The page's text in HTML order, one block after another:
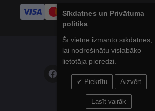
© 2014 - 2025 Balticsport.lv
Privātuma politika
Sīkdatnes un Privātuma
politika
Šī vietne izmanto sīkdatnes,
lai nodrošinātu vislabāko
lietotāja pieredzi.
Piekrītu Aizvērt
Lasīt vairāk